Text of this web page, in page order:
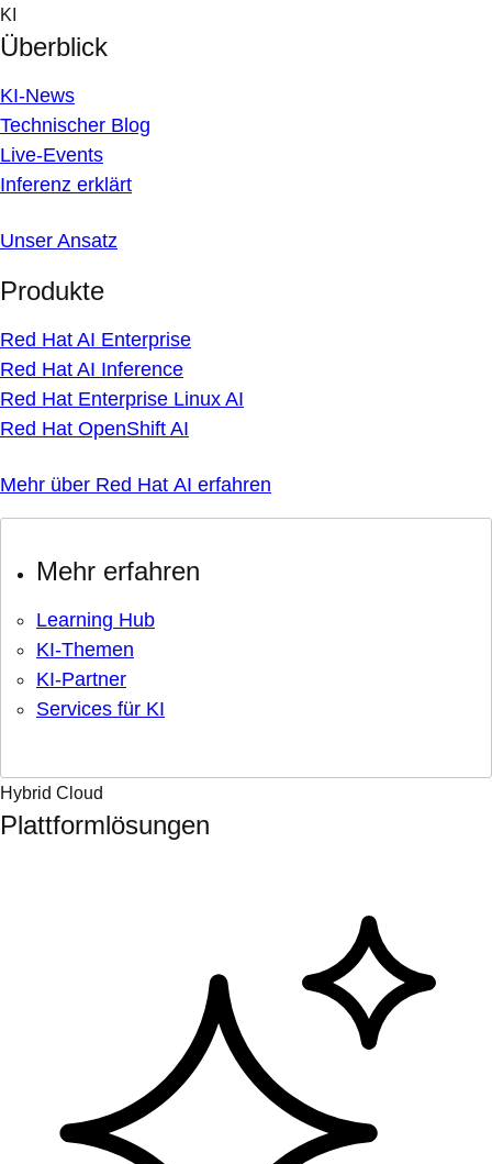
Skip
to
content
KI
Überblick
KI-News
Technischer Blog
Live-Events
Inferenz erklärt
Unser Ansatz
Produkte
Red Hat AI Enterprise
Red Hat AI Inference
Red Hat Enterprise Linux AI
Red Hat OpenShift AI
Mehr über Red Hat AI erfahren
Mehr erfahren
Learning Hub
KI-Themen
KI-Partner
Services für KI
Hybrid Cloud
Plattformlösungen